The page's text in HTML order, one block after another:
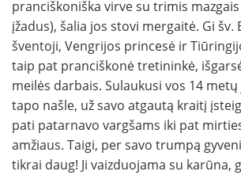
pranciškoniška virve su trimis
įžadus), šalia jos stovi mergaitė. Gi šv.
šventoji, Vengrijos princesė ir
taip pat pranciškonė tretininkė,
meilės darbais. Sulaukusi vos 14
tapo našle, už savo atgautą kraitį
pati patarnavo vargšams iki pat
amžiaus. Taigi, per savo trumpą
tikrai daug! Ji vaizduojama su karūna,